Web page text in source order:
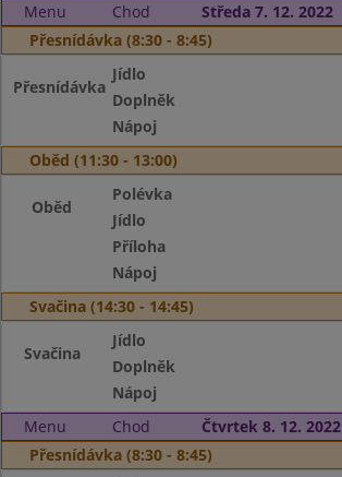
Menu
Chod
Středa 7. 12. 2022
Přesnídávka (8:30 - 8:45)
Přesnídávka
Jídlo
Doplněk
Nápoj
Oběd (11:30 - 13:00)
Oběd
Polévka
Jídlo
Příloha
Nápoj
Svačina (14:30 - 14:45)
Svačina
Jídlo
Doplněk
Nápoj
Menu
Chod
Čtvrtek 8. 12. 2022
Přesnídávka (8:30 - 8:45)